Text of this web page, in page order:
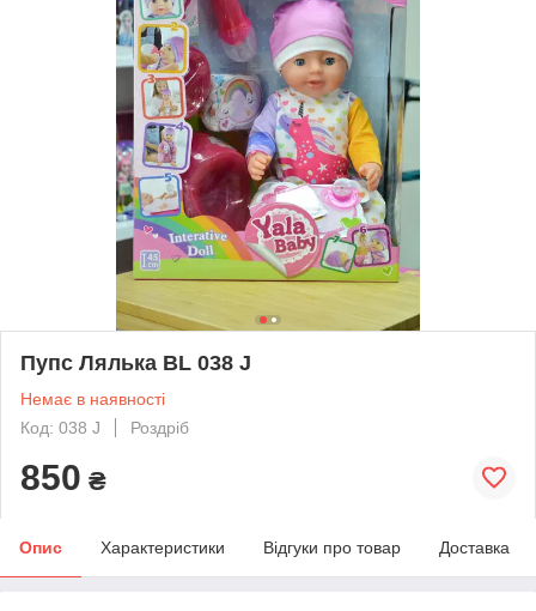
Пупс Лялька BL 038 J
Немає в наявності
Код: 038 J
Роздріб
850 ₴
Опис Характеристики Відгуки про товар Доставка